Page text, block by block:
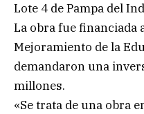
Lote 4 de Pampa del
La obra fue financiada
Mejoramiento de la
demandaron una
millones.
«Se trata de una obra